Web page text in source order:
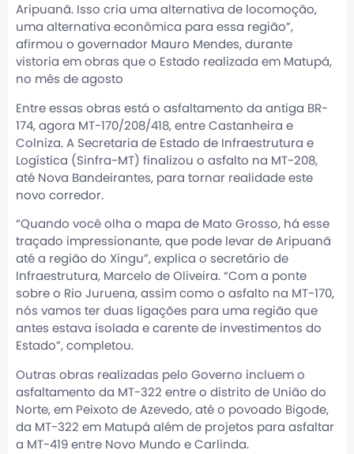
Aripuanã. Isso cria uma alternativa de locomoção,
uma alternativa econômica para essa região”,
afirmou o governador Mauro Mendes, durante
vistoria em obras que o Estado realizada em Matupá,
no mês de agosto
Entre essas obras está o asfaltamento da antiga BR-
174, agora MT-170/208/418, entre Castanheira e
Colniza. A Secretaria de Estado de Infraestrutura e
Logística (Sinfra-MT) finalizou o asfalto na MT-208,
até Nova Bandeirantes, para tornar realidade este
novo corredor.
“Quando você olha o mapa de Mato Grosso, há esse
traçado impressionante, que pode levar de Aripuanã
até a região do Xingu”, explica o secretário de
Infraestrutura, Marcelo de Oliveira. “Com a ponte
sobre o Rio Juruena, assim como o asfalto na MT-170,
nós vamos ter duas ligações para uma região que
antes estava isolada e carente de investimentos do
Estado”, completou.
Outras obras realizadas pelo Governo incluem o
asfaltamento da MT-322 entre o distrito de União do
Norte, em Peixoto de Azevedo, até o povoado Bigode,
da MT-322 em Matupá além de projetos para asfaltar
a MT-419 entre Novo Mundo e Carlinda.